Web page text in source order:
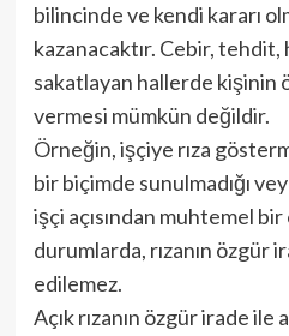
bilincinde ve kendi kararı
kazanacaktır. Cebir,
sakatlayan hallerde kişinin
vermesi mümkün değildir.
Örneğin, işçiye rıza
bir biçimde sunulmadığı
işçi açısından muhtemel
durumlarda, rızanın özgür
edilemez.
Açık rızanın özgür irade ile